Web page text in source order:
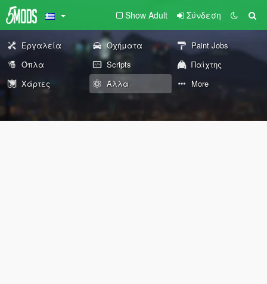
Show Adult Σύνδεση
Εργαλεία Οχήματα
Paint Jobs
Όπλα
Scripts
Παίχτης
Χάρτες
Άλλα More